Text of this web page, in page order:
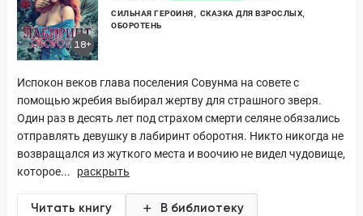
18+
СИЛЬНАЯ ГЕРОИНЯ
СКАЗКА ДЛЯ ВЗРОСЛЫХ
ОБОРОТЕНЬ
Испокон веков глава поселения Совунма на совете с
помощью жребия выбирал жертву для страшного зверя.
Один раз в десять лет под страхом смерти селяне обязались
отправлять девушку в лабиринт оборотня. Никто никогда не
возвращался из жуткого места и воочию не видел чудовище,
которое...
раскрыть
Читать книгу В библиотеку